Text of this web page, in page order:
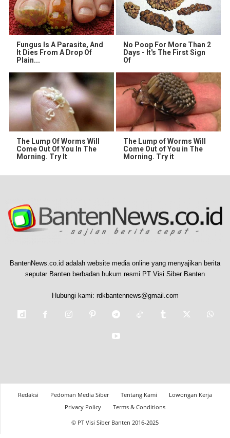
Fungus Is A Parasite, And
It Dies From A Drop Of
Plain...
No Poop For More Than 2
Days - It's The First Sign
Of
The Lump Of Worms Will
Come Out Of You In The
Morning. Try It
The Lump of Worms Will
Come Out of You in The
Morning. Try it
BantenNews.co.id adalah website media online yang menyajikan berita
seputar Banten berbadan hukum resmi PT Visi Siber Banten
Hubungi kami: rdkbantennews@gmail.com
Redaksi Pedoman Media Siber Tentang Kami
Lowongan Kerja
Privacy Policy
Terms & Conditions
© PT Visi Siber Banten 2016-2025